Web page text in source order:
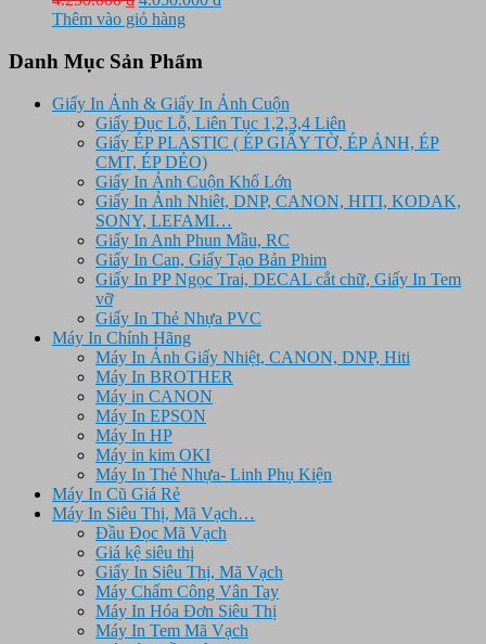
gốc
4.250.000 ₫.
Thêm vào giỏ hàng
Danh Mục Sản Phẩm
Giấy In Ảnh & Giấy In Ảnh Cuộn
Giấy Đục Lỗ, Liên Tục 1,2,3,4 Liên
Giấy ÉP PLASTIC ( ÉP GIẤY TỜ, ÉP ẢNH, ÉP
CMT, ÉP DẺO)
Giấy In Ảnh Cuộn Khổ Lớn
Giấy In Ảnh Nhiêt, DNP, CANON, HITI, KODAK,
SONY, LEFAMI…
Giấy In Anh Phun Mầu, RC
Giấy In Can, Giấy Tạo Bản Phim
Giấy In PP Ngọc Trai, DECAL cắt chữ, Giấy In Tem
vỡ
Giấy In Thẻ Nhựa PVC
Máy In Chính Hãng
Máy In Ảnh Giấy Nhiệt, CANON, DNP, Hiti
Máy In BROTHER
Máy in CANON
Máy In EPSON
Máy In HP
Máy in kim OKI
Máy In Thẻ Nhựa- Linh Phụ Kiện
Máy In Cũ Giá Rẻ
Máy In Siêu Thị, Mã Vạch…
Đầu Đọc Mã Vạch
Giá kệ siêu thị
Giấy In Siêu Thị, Mã Vạch
Máy Chấm Công Vân Tay
Máy In Hóa Đơn Siêu Thị
Máy In Tem Mã Vạch